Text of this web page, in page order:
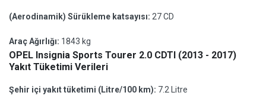
(Aerodinamik) Sürükleme katsayısı: 27 CD
Araç Ağırlığı: 1843 kg
OPEL Insignia Sports Tourer 2.0 CDTI (2013 - 2017)
Yakıt Tüketimi Verileri
Şehir içi yakıt tüketimi (Litre/100 km): 7.2 Litre